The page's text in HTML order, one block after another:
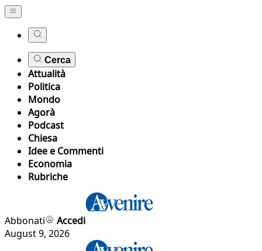
Cerca
Attualità
Politica
Mondo
Agorà
Podcast
Chiesa
Idee e Commenti
Economia
Rubriche
Abbonati
Accedi
August 9, 2026